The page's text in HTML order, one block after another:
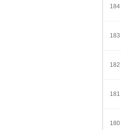
184
183
182
181
180